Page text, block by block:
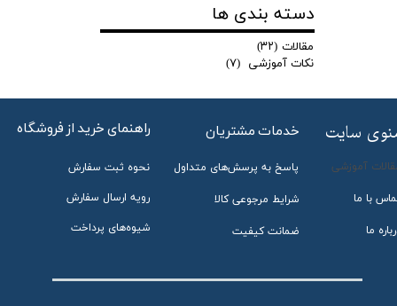
دسته بندی ها
مقالات (۳۲)
نکات آموزشی (۷)
راهنمای خرید از فروشگاه
نحوه ثبت سفارش
رویه ارسال سفارش
شیوه‌های پرداخت
خدمات مشتریان
پاسخ به پرسش‌های متداول
شرایط مرجوعی کالا
ضمانت کیفیت
آموزشی
با ما
ما
سایت